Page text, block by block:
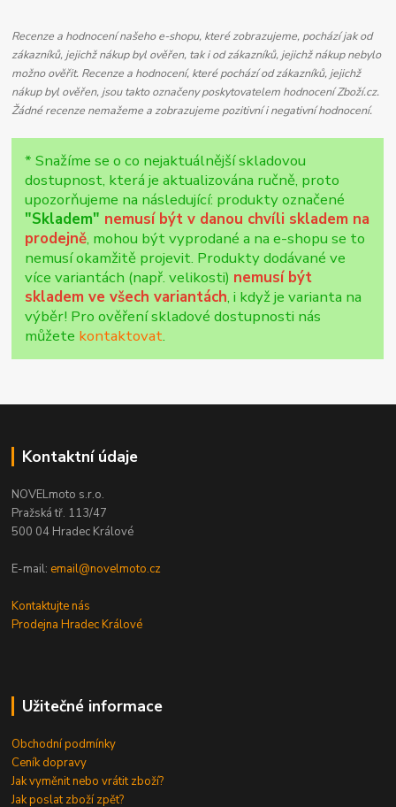
Recenze a hodnocení našeho e-shopu, které zobrazujeme, pochází jak od
zákazníků, jejichž nákup byl ověřen, tak i od zákazníků, jejichž nákup nebylo
možno ověřit. Recenze a hodnocení, které pochází od zákazníků, jejichž
nákup byl ověřen, jsou takto označeny poskytovatelem hodnocení Zboží.cz.
Žádné recenze nemažeme a zobrazujeme pozitivní i negativní hodnocení.
* Snažíme se o co nejaktuálnější skladovou
dostupnost, která je aktualizována ručně, proto
upozorňujeme na následující: produkty označené
"Skladem" nemusí být v danou chvíli skladem na
prodejně, mohou být vyprodané a na e-shopu se to
nemusí okamžitě projevit. Produkty dodávané ve
více variantách (např. velikosti) nemusí být
skladem ve všech variantách, i když je varianta na
výběr! Pro ověření skladové dostupnosti nás
můžete kontaktovat.
Kontaktní údaje
NOVELmoto s.r.o.
Pražská tř. 113/47
500 04 Hradec Králové
E-mail: email@novelmoto.cz
Kontaktujte nás
Prodejna Hradec Králové
Užitečné informace
Obchodní podmínky
Ceník dopravy
Jak vyměnit nebo vrátit zboží?
Jak poslat zboží zpět?